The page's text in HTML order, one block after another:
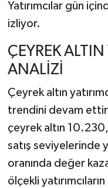
Yatırımcılar gün
izliyor.
ÇEYREK
ANALİZİ
Çeyrek altın
trendini devam
çeyrek altın
satış seviyelerinde
oranında değer
ölçekli